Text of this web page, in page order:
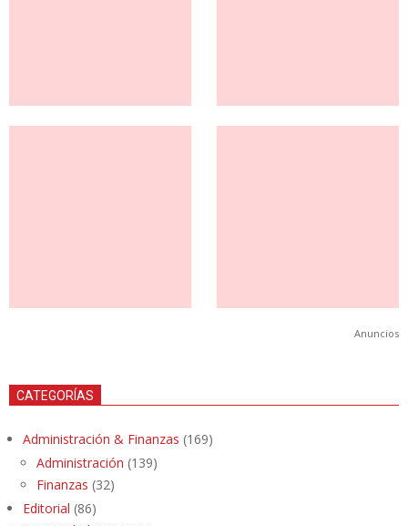
Anuncios
CATEGORÍAS
Administración & Finanzas (169)
Administración (139)
Finanzas (32)
Editorial (86)